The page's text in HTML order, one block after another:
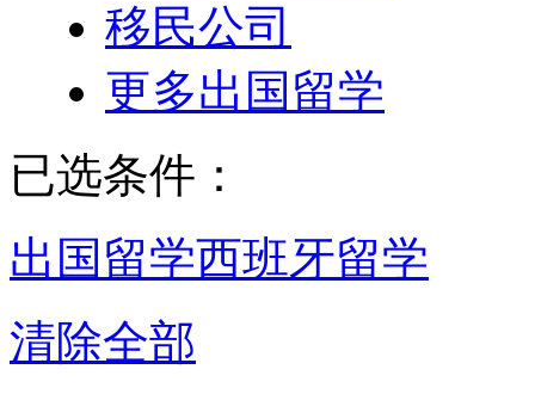
移民公司
更多出国留学
已选条件：
出国留学西班牙留学
清除全部